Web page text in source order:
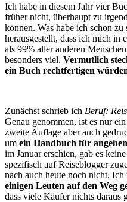
Ich habe in diesem Jahr vier
früher nicht, überhaupt zu
können. Was habe ich schon zu
herausgestellt, dass ich mich in
als 99% aller anderen
besonders viel. Vermutlich
ein Buch rechtfertigen
Zunächst schrieb ich Beruf:
Genau genommen, ist es nur
zweite Auflage aber auch
um ein Handbuch für
im Januar erschien, gab es
spezifisch auf Reiseblogger
nach auch heute noch nicht.
einigen Leuten auf den Weg
dass viele Käufer nichts daraus